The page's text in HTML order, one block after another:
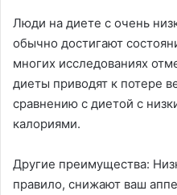
Люди на диете с очень
обычно достигают
многих исследованиях
диеты приводят к потере
сравнению с диетой с
калориями.
Другие преимущества:
правило, снижают ваш